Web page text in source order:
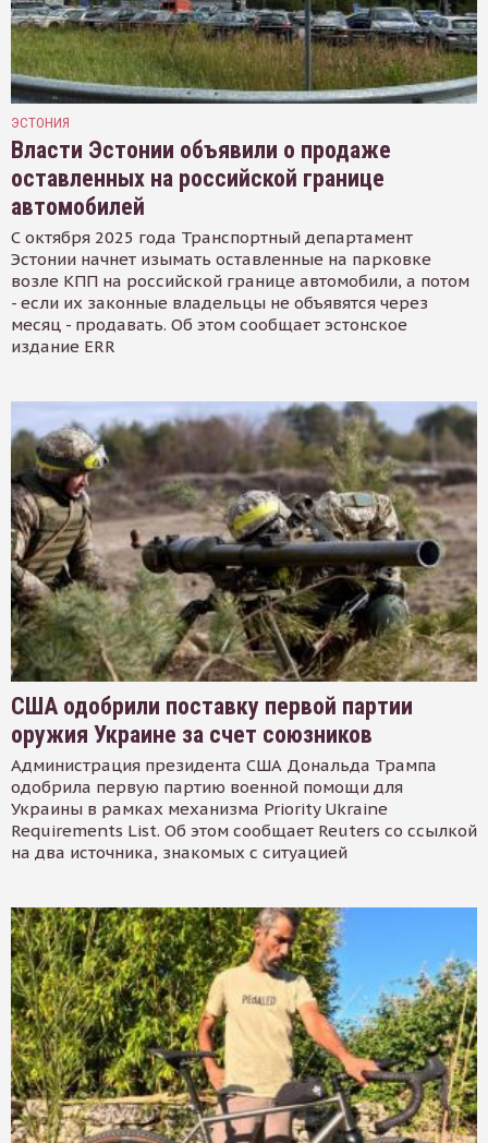
ЭСТОНИЯ
Власти Эстонии объявили о продаже
оставленных на российской границе
автомобилей
С октября 2025 года Транспортный департамент
Эстонии начнет изымать оставленные на парковке
возле КПП на российской границе автомобили, а потом
- если их законные владельцы не объявятся через
месяц - продавать. Об этом сообщает эстонское
издание ERR
США одобрили поставку первой партии
оружия Украине за счет союзников
Администрация президента США Дональда Трампа
одобрила первую партию военной помощи для
Украины в рамках механизма Priority Ukraine
Requirements List. Об этом сообщает Reuters со ссылкой
на два источника, знакомых с ситуацией